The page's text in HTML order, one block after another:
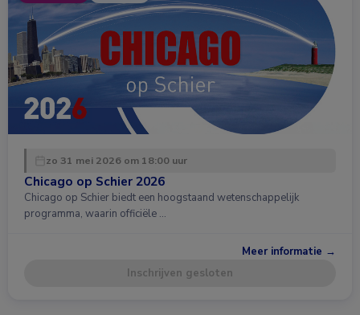
zo 31 mei 2026 om 18:00 uur
Chicago op Schier 2026
Chicago op Schier biedt een hoogstaand wetenschappelijk
programma, waarin officiële …
Meer informatie →
Inschrijven gesloten